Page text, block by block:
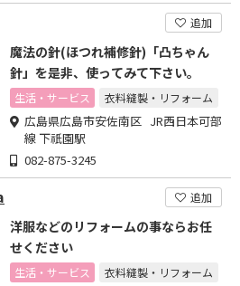
追加
魔法の針(ほつれ補修針)「凸ちゃん
針」を是非、使ってみて下さい。
生活・サービス 衣料縫製・リフォーム
広島県広島市安佐南区 JR西日本可部
線 下祇園駅
082-875-3245
追加
洋服などのリフォームの事ならお任
せください
生活・サービス 衣料縫製・リフォーム